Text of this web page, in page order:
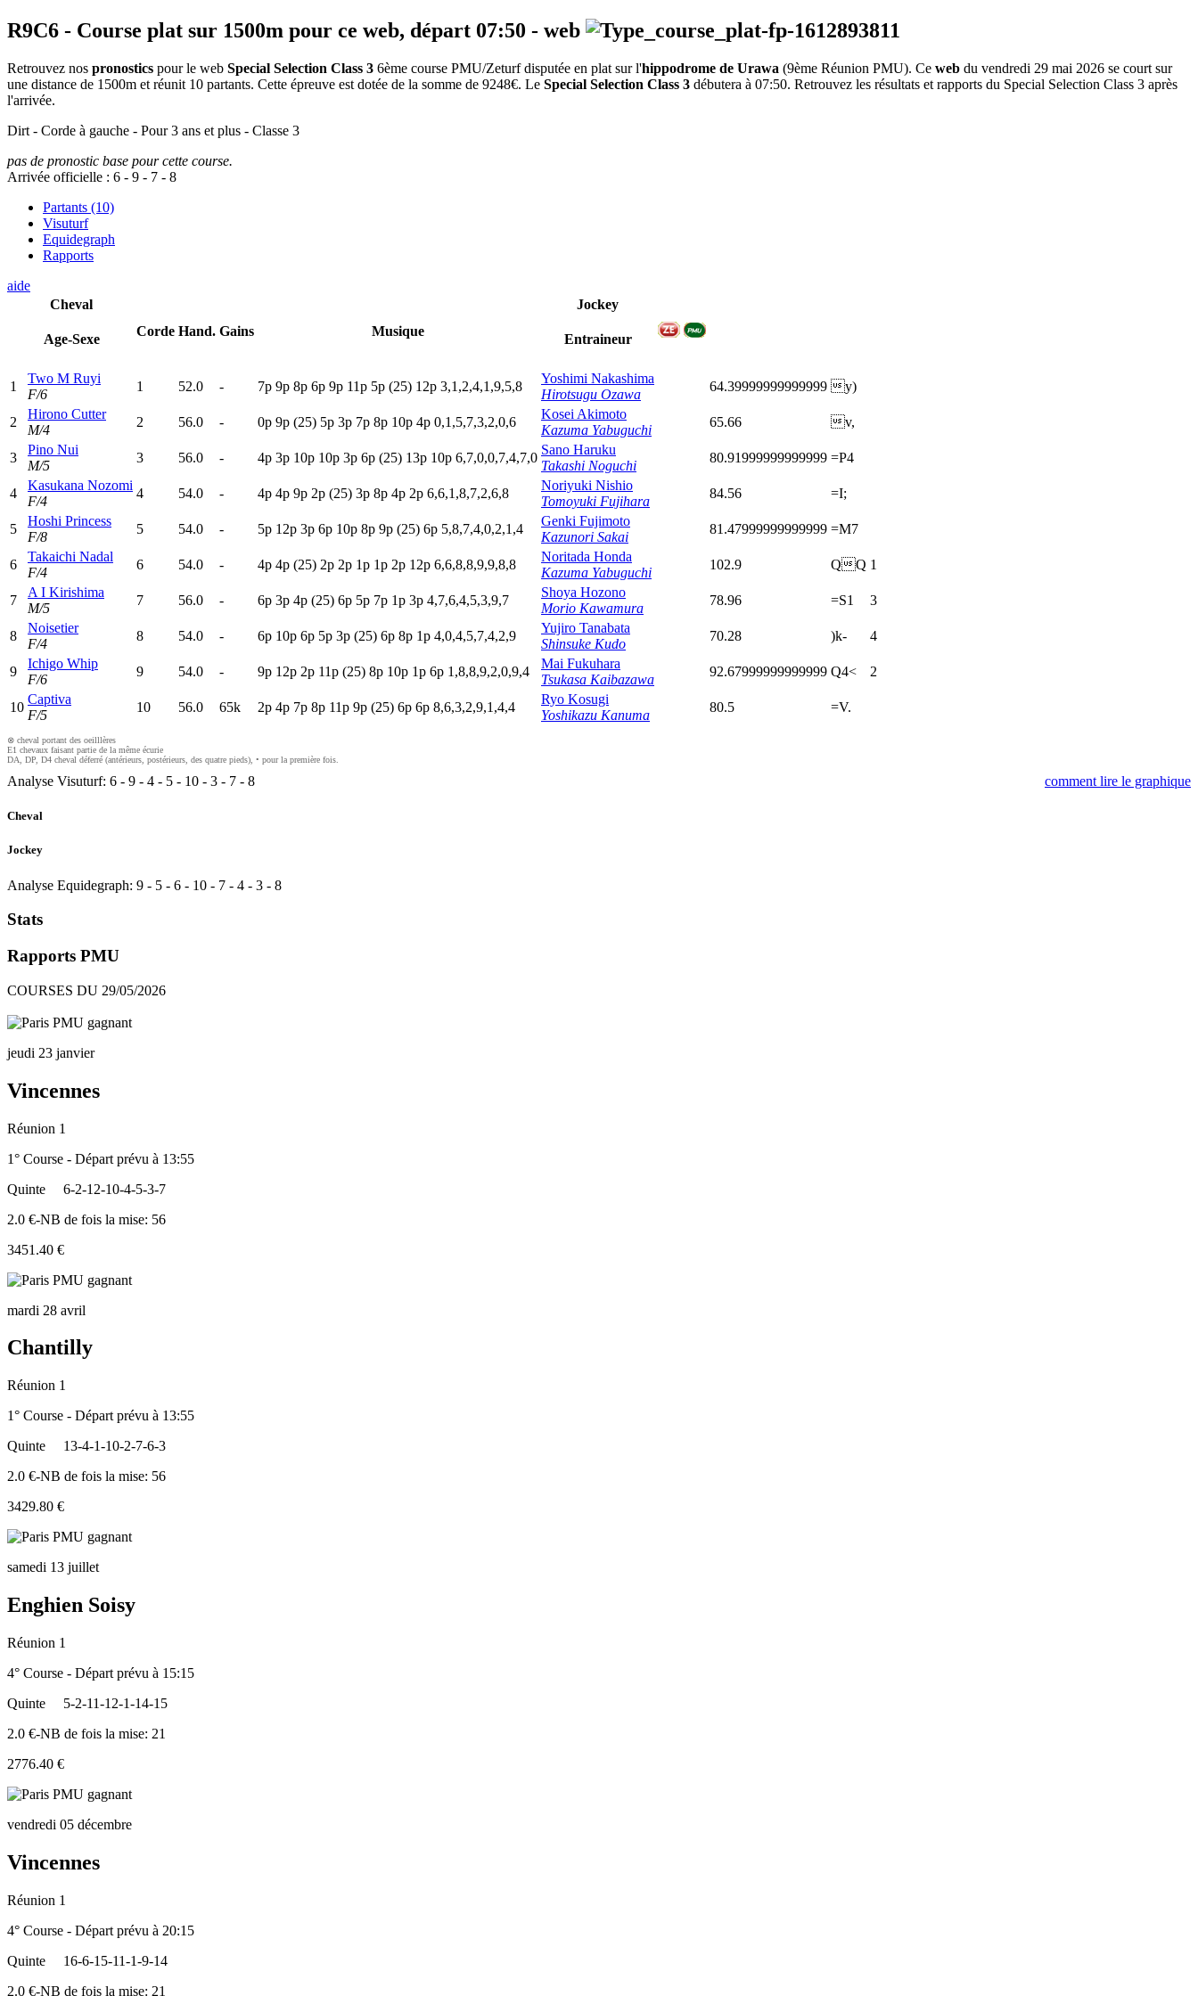
R9C6 - Course plat sur 1500m pour ce web, départ 07:50 - web
Retrouvez nos pronostics pour le web Special Selection Class 3 6ème course PMU/Zeturf disputée en plat sur l'hippodrome de Urawa (9ème Réunion PMU). Ce web du vendredi 29 mai 2026 se court sur
une distance de 1500m et réunit 10 partants. Cette épreuve est dotée de la somme de 9248€. Le Special Selection Class 3 débutera à 07:50. Retrouvez les résultats et rapports du Special Selection Class 3 après
l'arrivée.
Dirt - Corde à gauche - Pour 3 ans et plus - Classe 3
pas de pronostic base pour cette course.
Arrivée officielle : 6 - 9 - 7 - 8
Partants (10)
Visuturf
Equidegraph
Rapports
aide
Cheval
Age-Sexe
Corde Hand. Gains Musique
Jockey
Entraineur
1
Two M Ruyi
F/6
1 52.0 - 7p 9p 8p 6p 9p 11p 5p (25) 12p 3,1,2,4,1,9,5,8
Yoshimi Nakashima
Hirotsugu Ozawa
64.39999999999999 y)
2
Hirono Cutter
M/4
2 56.0 - 0p 9p (25) 5p 3p 7p 8p 10p 4p 0,1,5,7,3,2,0,6
Kosei Akimoto
Kazuma Yabuguchi
65.66 v,
3
Pino Nui
M/5
3 56.0 - 4p 3p 10p 10p 3p 6p (25) 13p 10p 6,7,0,0,7,4,7,0
Sano Haruku
Takashi Noguchi
80.91999999999999 =P4
4
Kasukana Nozomi
F/4
4 54.0 - 4p 4p 9p 2p (25) 3p 8p 4p 2p 6,6,1,8,7,2,6,8
Noriyuki Nishio
Tomoyuki Fujihara
84.56 =I;
5
Hoshi Princess
F/8
5 54.0 - 5p 12p 3p 6p 10p 8p 9p (25) 6p 5,8,7,4,0,2,1,4
Genki Fujimoto
Kazunori Sakai
81.47999999999999 =M7
6
Takaichi Nadal
F/4
6 54.0 - 4p 4p (25) 2p 2p 1p 1p 2p 12p 6,6,8,8,9,9,8,8
Noritada Honda
Kazuma Yabuguchi
102.9 QQ 1
7
A I Kirishima
M/5
7 56.0 - 6p 3p 4p (25) 6p 5p 7p 1p 3p 4,7,6,4,5,3,9,7
Shoya Hozono
Morio Kawamura
78.96 =S1 3
8
Noisetier
F/4
8 54.0 - 6p 10p 6p 5p 3p (25) 6p 8p 1p 4,0,4,5,7,4,2,9
Yujiro Tanabata
Shinsuke Kudo
70.28 )k- 4
9
Ichigo Whip
F/6
9 54.0 - 9p 12p 2p 11p (25) 8p 10p 1p 6p 1,8,8,9,2,0,9,4
Mai Fukuhara
Tsukasa Kaibazawa
92.67999999999999 Q4< 2
10
Captiva
F/5
10 56.0 65k 2p 4p 7p 8p 11p 9p (25) 6p 6p 8,6,3,2,9,1,4,4
Ryo Kosugi
Yoshikazu Kanuma
80.5 =V.
⊗ cheval portant des oeilllères
E1 chevaux faisant partie de la même écurie
DA, DP, D4 cheval déferré (antérieurs, postérieurs, des quatre pieds), • pour la première fois.
Analyse Visuturf: 6 - 9 - 4 - 5 - 10 - 3 - 7 - 8 comment lire le graphique
Cheval
Jockey
Analyse Equidegraph: 9 - 5 - 6 - 10 - 7 - 4 - 3 - 8
Stats
Rapports PMU
COURSES DU 29/05/2026
jeudi 23 janvier
Vincennes
Réunion 1
1° Course - Départ prévu à 13:55
Quinte
6-2-12-10-4-5-3-7
2.0 €-NB de fois la mise: 56
3451.40 €
mardi 28 avril
Chantilly
Réunion 1
1° Course - Départ prévu à 13:55
Quinte
13-4-1-10-2-7-6-3
2.0 €-NB de fois la mise: 56
3429.80 €
samedi 13 juillet
Enghien Soisy
Réunion 1
4° Course - Départ prévu à 15:15
Quinte
5-2-11-12-1-14-15
2.0 €-NB de fois la mise: 21
2776.40 €
vendredi 05 décembre
Vincennes
Réunion 1
4° Course - Départ prévu à 20:15
Quinte
16-6-15-11-1-9-14
2.0 €-NB de fois la mise: 21